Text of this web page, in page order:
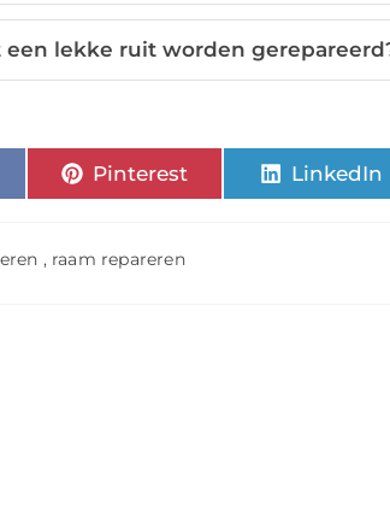
een lekke ruit worden
Pinterest LinkedIn
, raam repareren